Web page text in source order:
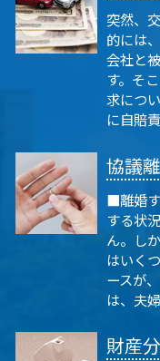
突然、
的には
会社と
す。そ
求につ
に自賠
協議
■離婚
する状
ん。し
はいく
ースが
は、夫
財産